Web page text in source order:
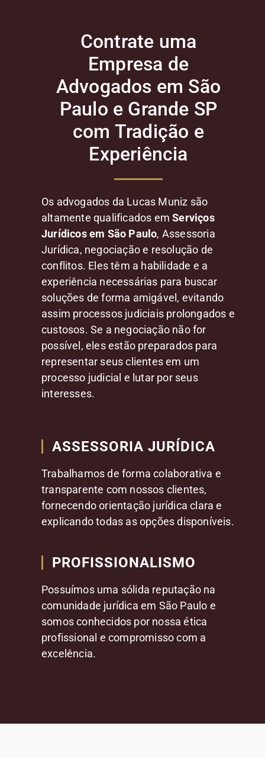
Contrate uma
Empresa de
Advogados em São
Paulo e Grande SP
com Tradição e
Experiência
Os advogados da Lucas Muniz são
altamente qualificados emServiços
Jurídicos em São Paulo, Assessoria
Jurídica, negociação e resolução de
conflitos. Eles têm a habilidade e a
experiência necessárias para buscar
soluções de forma amigável, evitando
assim processos judiciais prolongados e
custosos. Se a negociação não for
possível, eles estão preparados para
representar seus clientes em um
processo judicial e lutar por seus
interesses.
ASSESSORIA JURÍDICA
Trabalhamos de forma colaborativa e
transparente com nossos clientes,
fornecendo orientação jurídica clara e
explicando todas as opções disponíveis.
PROFISSIONALISMO
Possuímos uma sólida reputação na
comunidade jurídica em São Paulo e
somos conhecidos por nossa ética
profissional e compromisso com a
excelência.